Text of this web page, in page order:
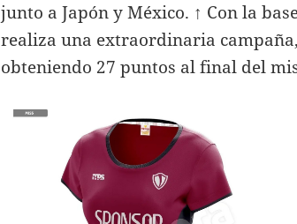
junto a Japón y México. ↑ Con la
realiza una extraordinaria
obteniendo 27 puntos al final del